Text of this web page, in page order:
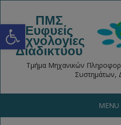
Open toolbar ΠΜΣ
Ευφυείς
Τεχνολογίες
Διαδικτύου
Τμήμα Μηχανικών
Συστημάτων,
MENU